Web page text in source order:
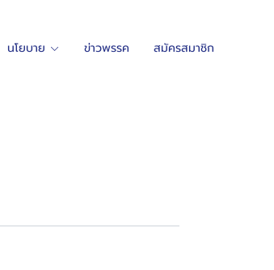
นโยบาย ข่าวพรรค สมัครสมาชิก